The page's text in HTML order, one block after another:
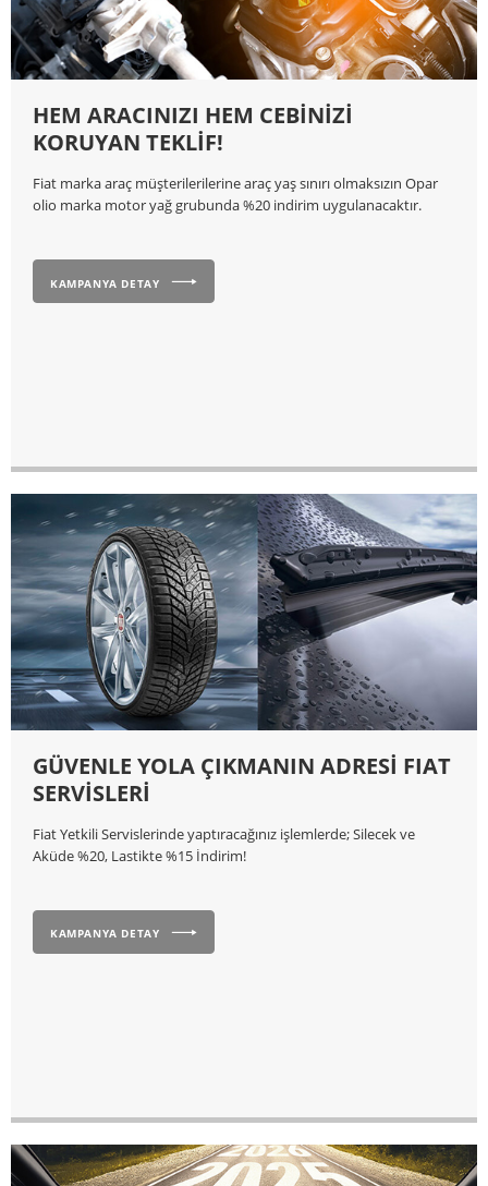
HEM ARACINIZI HEM CEBİNİZİ
KORUYAN TEKLİF!
Fiat marka araç müşterilerilerine araç yaş sınırı olmaksızın Opar
olio marka motor yağ grubunda %20 indirim uygulanacaktır.
KAMPANYA DETAY
GÜVENLE YOLA ÇIKMANIN ADRESİ FIAT
SERVİSLERİ
Fiat Yetkili Servislerinde yaptıracağınız işlemlerde; Silecek ve
Aküde %20, Lastikte %15 İndirim!
KAMPANYA DETAY